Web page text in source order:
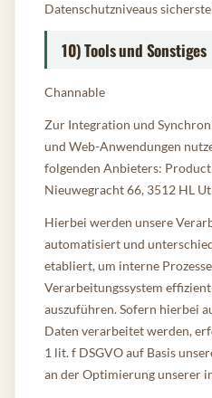
Datenschutzniveaus
10) Tools und Sonstiges
Channable
Zur Integration und
und Web-Anwendungen
folgenden Anbieters:
Nieuwegracht 66, 3512 HL
Hierbei werden unsere
automatisiert und
etabliert, um interne
Verarbeitungssystem
auszuführen. Sofern hierbei
Daten verarbeitet werden,
1 lit. f DSGVO auf Basis
an der Optimierung unserer